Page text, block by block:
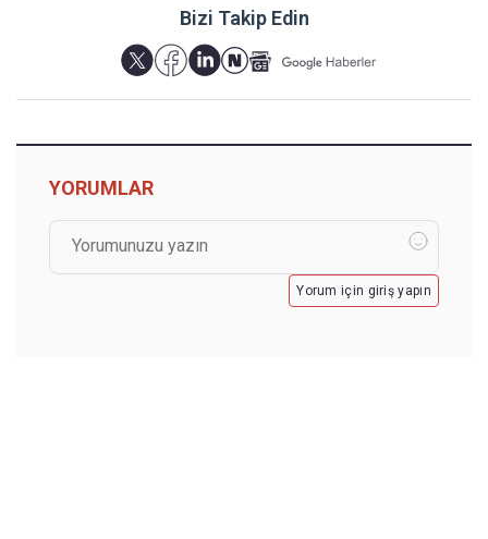
Bizi Takip Edin
YORUMLAR
Yorum için giriş yapın